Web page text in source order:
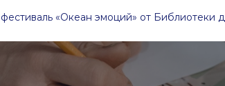
«Океан эмоций» от Библиотеки